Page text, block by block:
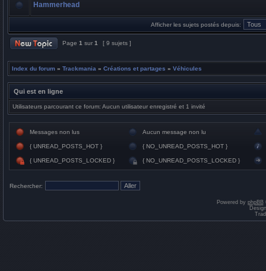
Hammerhead
Afficher les sujets postés depuis:
Page 1 sur 1 [ 9 sujets ]
Index du forum » Trackmania » Créations et partages » Véhicules
Qui est en ligne
Utilisateurs parcourant ce forum: Aucun utilisateur enregistré et 1 invité
Messages non lus Aucun message non lu
{ UNREAD_POSTS_HOT } { NO_UNREAD_POSTS_HOT }
{ UNREAD_POSTS_LOCKED } { NO_UNREAD_POSTS_LOCKED }
Rechercher:
Powered by phpBB